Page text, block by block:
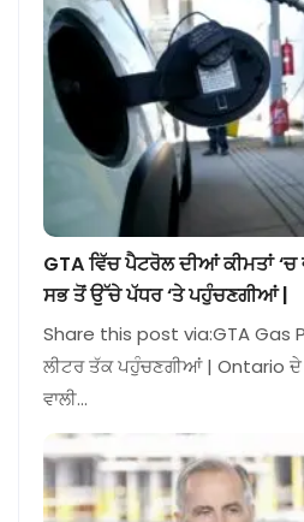
GTA ਵਿੱਚ ਪੈਟਰੋਲ ਦੀਆਂ ਕੀਮਤਾਂ ‘ਚ
ਸਭ ਤੋਂ ਉੱਚੇ ਪੱਧਰ ‘ਤੇ ਪਹੁੰਚਣਗੀਆਂ |
Share this post via:GTA Gas
ਲੀਟਰ ਤੱਕ ਪਹੁੰਚਣਗੀਆਂ | Ontario ਦੇ
ਵਾਲੀ…